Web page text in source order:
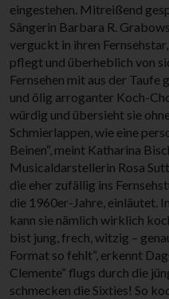
eingestehen. Mitreißend
Sängerin Barbara R.
verguckt in ihren
pflegt und überheblich von
Fernsehen mit aus der
und ölig arroganter Koch-
würdig und übersieht sie
Schmierlappen, wie eine
Beinen“, meint Katharina
Musicaldarstellerin Rosa
die eher zufällig ins
die 1960er-Jahre, einläutet.
kann sie nämlich wirklich
bist jung, frech, witzig –
Format so fehlt“, erkennt
Clemente“ flugs durch die
schmecken die Sixties! So